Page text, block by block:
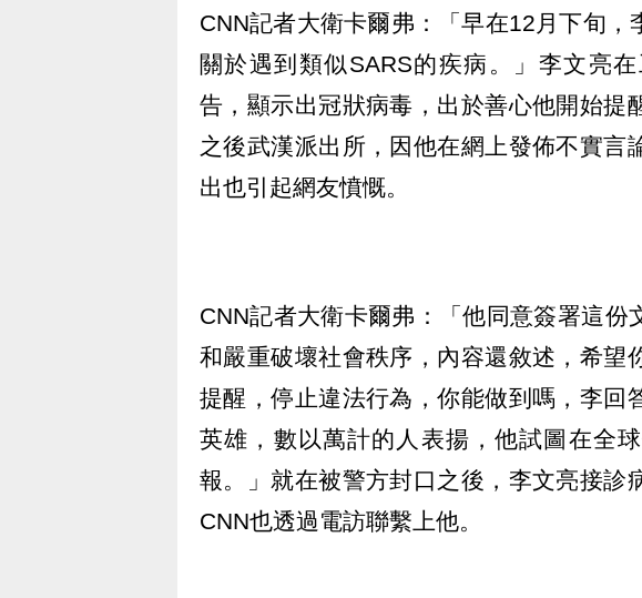
CNN記者大衛卡爾弗：「早在12月下旬，
關於遇到類似SARS的疾病。」李文亮
告，顯示出冠狀病毒，出於善心他開始提
之後武漢派出所，因他在網上發佈不實言
出也引起網友憤慨。
CNN記者大衛卡爾弗：「他同意簽署這份
和嚴重破壞社會秩序，內容還敘述，希望
提醒，停止違法行為，你能做到嗎，李回
英雄，數以萬計的人表揚，他試圖在全
報。」就在被警方封口之後，李文亮接診
CNN也透過電訪聯繫上他。